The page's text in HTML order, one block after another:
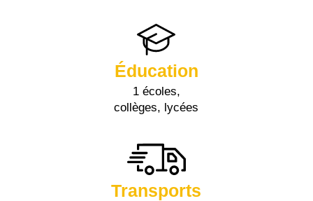
Éducation
1 écoles,
collèges, lycées
Transports